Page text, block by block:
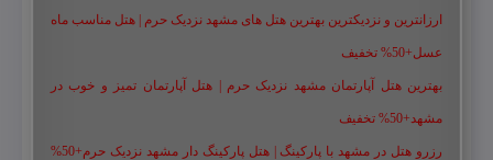
ارزانترین و نزدیکترین بهترین هتل های مشهد نزدیک حرم | هتل مناسب ماه
عسل+50% تخفیف
بهترین هتل آپارتمان مشهد نزدیک حرم | هتل آپارتمان تمیز و خوب در
مشهد+50% تخفیف
رزرو هتل در مشهد با پارکینگ | هتل پارکینگ دار مشهد نزدیک حرم+50%